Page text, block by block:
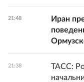
21:48
Иран
21:38
ТАСС: